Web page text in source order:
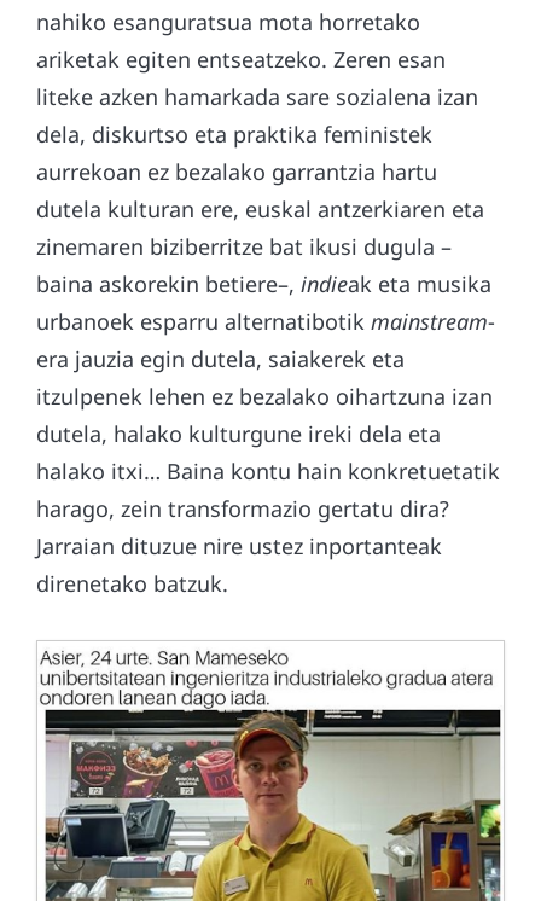
nahiko esanguratsua mota horretako
ariketak egiten entseatzeko. Zeren esan
liteke azken hamarkada sare sozialena izan
dela, diskurtso eta praktika feministek
aurrekoan ez bezalako garrantzia hartu
dutela kulturan ere, euskal antzerkiaren eta
zinemaren biziberritze bat ikusi dugula –
baina askorekin betiere–, indieak eta musika
urbanoek esparru alternatibotik mainstream-
era jauzia egin dutela, saiakerek eta
itzulpenek lehen ez bezalako oihartzuna izan
dutela, halako kulturgune ireki dela eta
halako itxi… Baina kontu hain konkretuetatik
harago, zein transformazio gertatu dira?
Jarraian dituzue nire ustez inportanteak
direnetako batzuk.